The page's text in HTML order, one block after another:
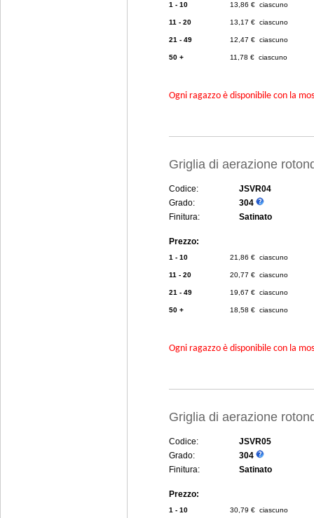
1 - 10 13,86 € ciascuno
11 - 20 13,17 € ciascuno
21 - 49 12,47 € ciascuno
50 + 11,78 € ciascuno
Ogni ragazzo è disponibile con la
Griglia di aerazione
Codice:
JSVR04
Grado:
304
Finitura:
Satinato
Prezzo:
1 - 10 21,86 € ciascuno
11 - 20 20,77 € ciascuno
21 - 49 19,67 € ciascuno
50 + 18,58 € ciascuno
Ogni ragazzo è disponibile con la
Griglia di aerazione
Codice:
JSVR05
Grado:
304
Finitura:
Satinato
Prezzo:
1 - 10 30,79 € ciascuno